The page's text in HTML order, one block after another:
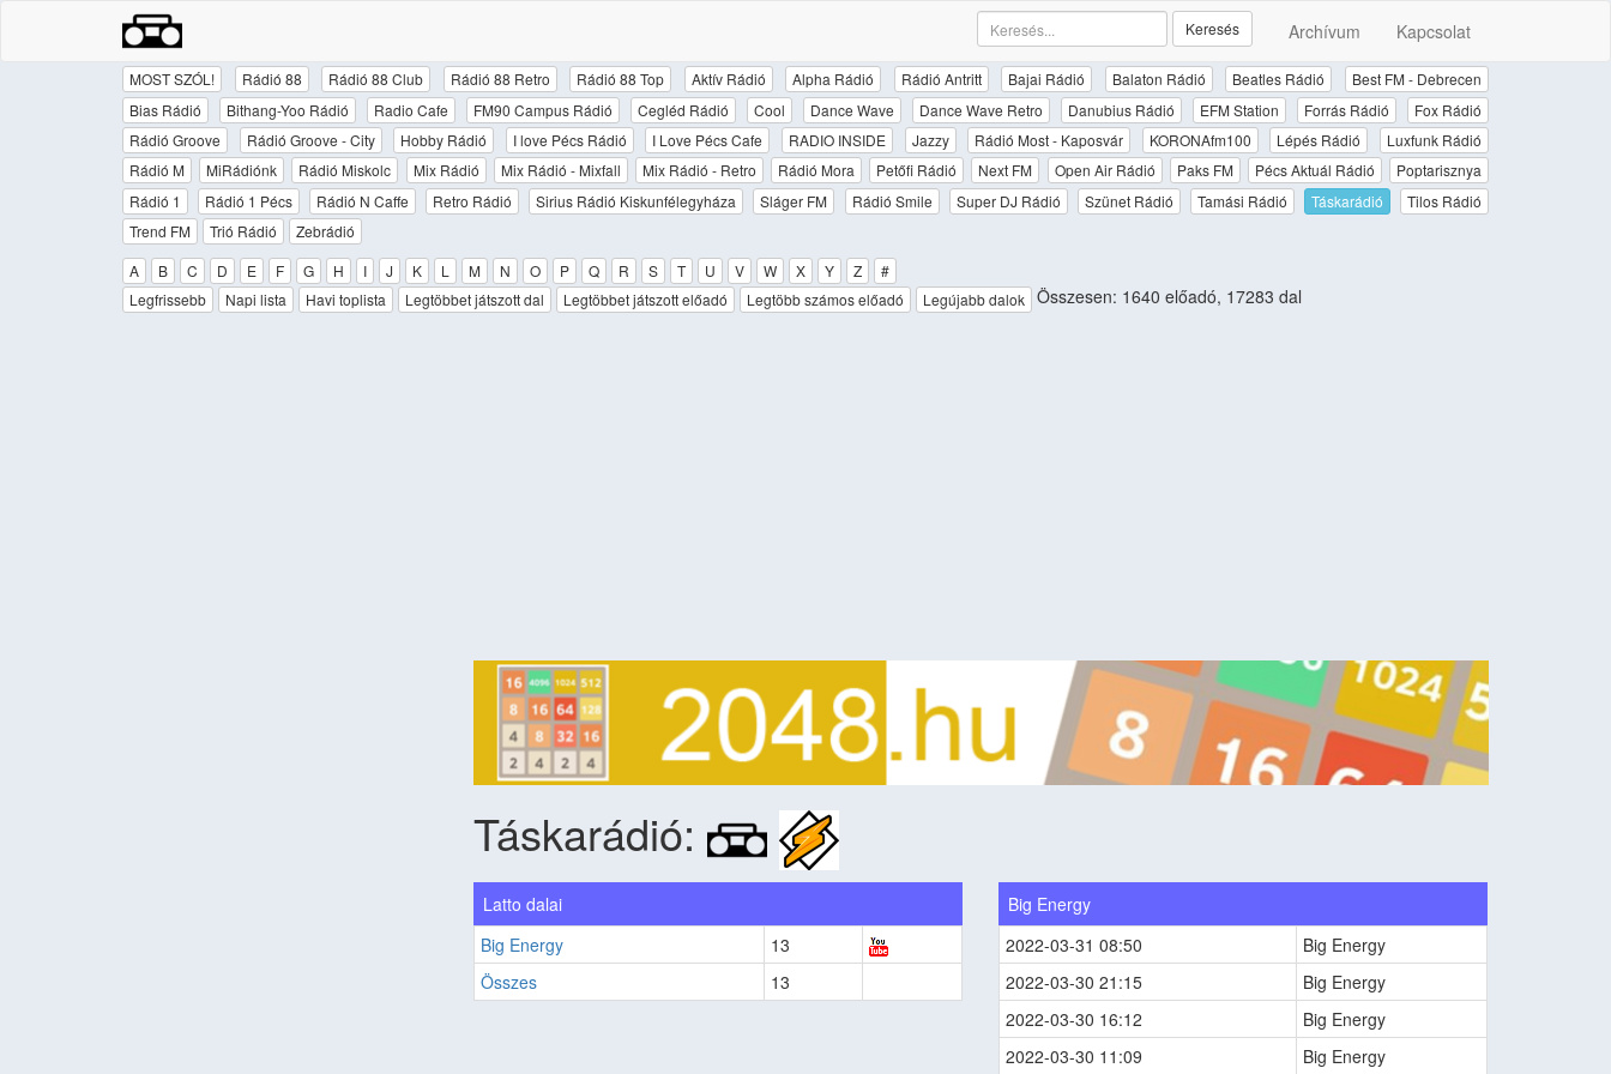
Archívum Kapcsolat
Keresés
MOST SZÓL! Rádió 88 Rádió 88 Club Rádió 88 Retro Rádió 88 Top Aktív Rádió Alpha Rádió Rádió Antritt Bajai Rádió Balaton Rádió Beatles Rádió
Best FM - Debrecen
Bias Rádió
Bithang-Yoo Rádió Radio Cafe FM90 Campus Rádió Cegléd Rádió Cool Dance Wave Dance Wave Retro Danubius Rádió EFM Station Forrás Rádió
Fox Rádió
Rádió Groove
Rádió Groove - City Hobby Rádió I love Pécs Rádió I Love Pécs Cafe RADIO INSIDE Jazzy Rádió Most - Kaposvár KORONAfm100 Lépés Rádió
Luxfunk Rádió
Rádió M
MiRádiónk Rádió Miskolc Mix Rádió Mix Rádió - Mixfall Mix Rádió - Retro Rádió Mora Petőfi Rádió Next FM Open Air Rádió Paks FM Pécs Aktuál Rádió
Poptarisznya
Rádió 1
Rádió 1 Pécs Rádió N Caffe Retro Rádió Sirius Rádió Kiskunfélegyháza Sláger FM Rádió Smile Super DJ Rádió Szünet Rádió Tamási Rádió Táskarádió
Tilos Rádió
Trend FM
Trió Rádió
Zebrádió
A
B C D E F G H I J K L M N O P Q R S T U V W X Y Z
#
Legfrissebb
Napi lista Havi toplista Legtöbbet játszott dal Legtöbbet játszott előadó Legtöbb számos előadó Legújabb dalok Összesen: 1640 előadó, 17283 dal
Táskarádió:
Latto dalai
Big Energy
13
Összes
13
Big Energy
2022-03-31 08:50
Big Energy
2022-03-30 21:15
Big Energy
2022-03-30 16:12
Big Energy
2022-03-30 11:09
Big Energy